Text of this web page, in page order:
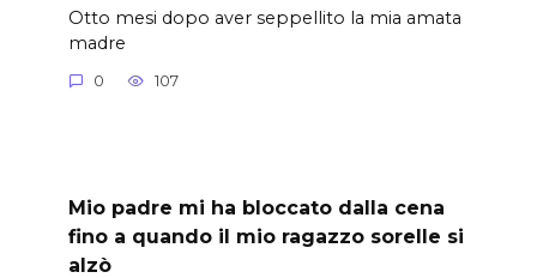
Otto mesi dopo aver seppellito la mia amata
madre
0 107
Mio padre mi ha bloccato dalla cena
fino a quando il mio ragazzo sorelle si
alzò